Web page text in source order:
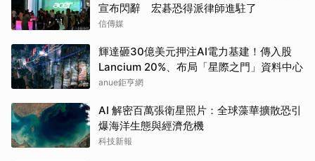
宣布閃辭 宏碁恐得派律師進駐了
信傳媒
輝達砸30億美元押注AI電力基建！傳入股
Lancium 20%、布局「星際之門」資料中心
anue鉅亨網
AI 解密百萬張衛星照片：全球藻華擴散恐引
爆海洋生態與經濟危機
科技新報